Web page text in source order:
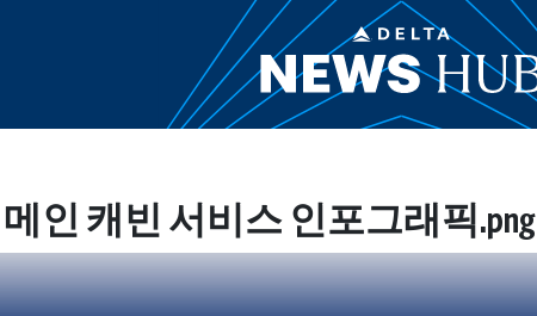
메인 캐빈 서비스 인포그래픽.png